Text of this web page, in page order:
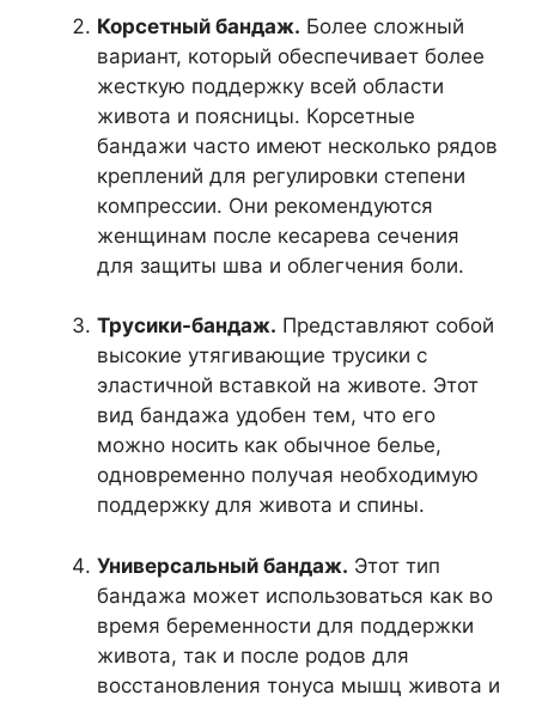
Корсетный бандаж. Более сложный
вариант, который обеспечивает более
жесткую поддержку всей области
живота и поясницы. Корсетные
бандажи часто имеют несколько рядов
креплений для регулировки степени
компрессии. Они рекомендуются
женщинам после кесарева сечения
для защиты шва и облегчения боли.
Трусики-бандаж. Представляют собой
высокие утягивающие трусики с
эластичной вставкой на животе. Этот
вид бандажа удобен тем, что его
можно носить как обычное белье,
одновременно получая необходимую
поддержку для живота и спины.
Универсальный бандаж. Этот тип
бандажа может использоваться как во
время беременности для поддержки
живота, так и после родов для
восстановления тонуса мышц живота и